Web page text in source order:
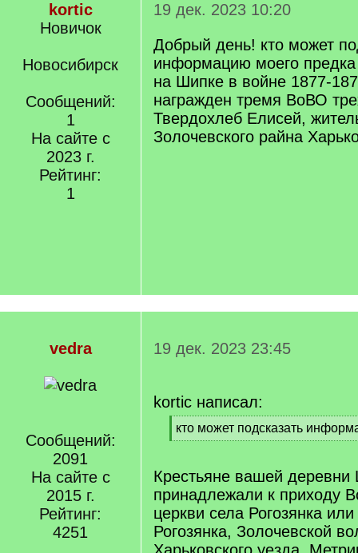
kortic
Новичок
Новосибирск
Сообщений:
1
На сайте с
2023 г.
Рейтинг:
1
19 дек. 2023 10:20
Добрый день! кто может
информацию моего предка
на Шипке в войне 1877-
награжден тремя ВоВО
Твердохлеб Елисей,
Золочевского райна
vedra
Сообщений:
2091
На сайте с
2015 г.
Рейтинг:
4251
19 дек. 2023 23:45
kortic написал:
[
q
кто может подсказать
[
q
]
Крестьяне вашей
принадлежали к приходу
церкви села Рогозянка
Рогозянка, Золочевской